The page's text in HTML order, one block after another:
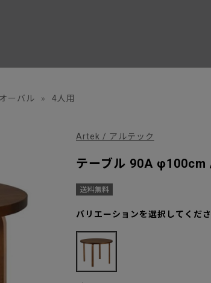
ーバル » 4人用
Artek / アルテック
テーブル 90A φ100cm
バリエーションを選択してくだ